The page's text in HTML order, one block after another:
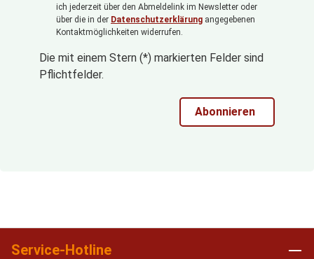
ich jederzeit über den Abmeldelink im Newsletter oder
über die in der Datenschutzerklärung angegebenen
Kontaktmöglichkeiten widerrufen.
Die mit einem Stern (*) markierten Felder sind
Pflichtfelder.
Abonnieren
Service-Hotline